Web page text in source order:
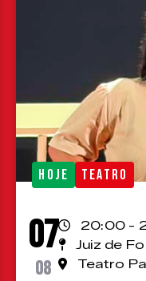
HOJE TEATRO
07
08
20:00 -
Juiz de
Teatro